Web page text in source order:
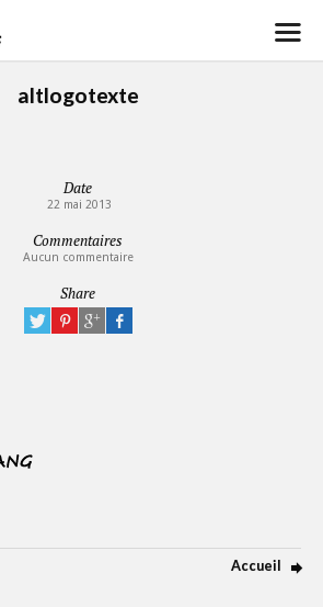
altlogotexte
Date
22 mai 2013
Commentaires
Aucun commentaire
Share
Accueil